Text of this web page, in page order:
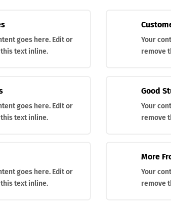
de
de
goes here. Edit or
text inline.
goes here. Edit or
text inline.
goes here. Edit or
text inline.
Your
remove
Good
Your
remove
More
Your
remove
de bloqueo «back lock» y cachas de madera
50